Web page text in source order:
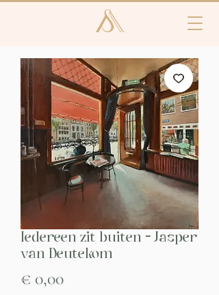
Iedereen zit buiten - Jasper
van Deutekom
€ 0,00Prijs